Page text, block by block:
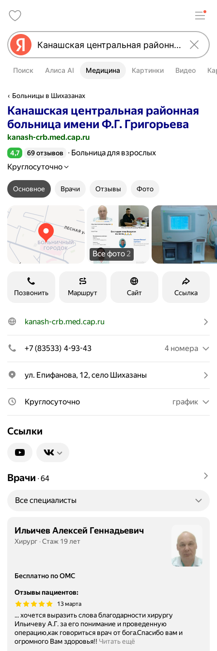
Поиск Алиса AI Медицина Картинки Видео
Больницы в Шихазанах
Канашская центральная районная
больница имени Ф.Г. Григорьева
kanash-crb.med.cap.ru
Рейтинг 4,7 из 5
4,7 69 отзывов
Больница для взрослых
Круглосуточно
Основное Врачи Отзывы Фото
Все фото2
Позвонить Маршрут Сайт Ссылка
kanash-crb.med.cap.ru
+7 (83533) 4-93-43 4 номера
ул. Епифанова, 12, село Шихазаны
Круглосуточно график
Ссылки
Врачи ∙ 64
Все специалисты
Ильичев Алексей Геннадьевич
Хирург Стаж 19 лет
Бесплатно по ОМС
Отзывы пациентов:
13 марта
... хочется выразить слова благодарности хирургу
Ильичеву А.Г. за его понимание и проведенную
операцию,как говориться врач от бога.Спасибо вам и
огромного Вам здоровья!! Читать ещё